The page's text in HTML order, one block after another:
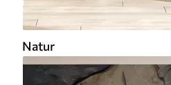
Natur